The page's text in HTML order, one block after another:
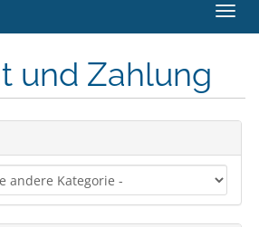
ein-/
und Zahlung